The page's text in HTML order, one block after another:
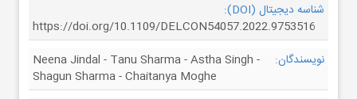
شناسه دیجیتال (DOI):
https://doi.org/10.1109/DELCON54057.2022.9753516
نویسندگان:
Neena Jindal - Tanu Sharma - Astha Singh -
Shagun Sharma - Chaitanya Moghe